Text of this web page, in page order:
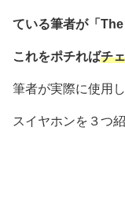
ている筆者が「
これをポチればチ
筆者が実際に使用
スイヤホンを３つ